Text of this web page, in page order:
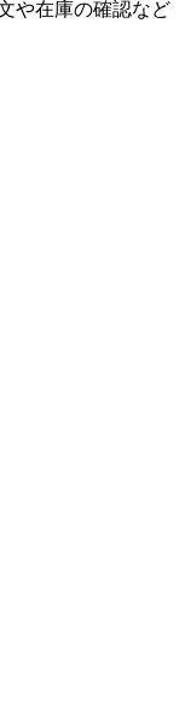
や在庫の確認など